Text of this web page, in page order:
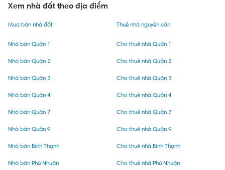
Xem nhà đất theo địa điểm
Mua bán nhà đất
Nhà bán Quận 1
Nhà bán Quận 2
Nhà bán Quận 3
Nhà bán Quận 4
Nhà bán Quận 7
Nhà bán Quận 9
Nhà bán Bình Thạnh
Nhà bán Phú Nhuận
Thuê nhà nguyên căn
Cho thuê nhà Quận 1
Cho thuê nhà Quận 2
Cho thuê nhà Quận 3
Cho thuê nhà Quận 4
Cho thuê nhà Quận 7
Cho thuê nhà Quận 9
Cho thuê nhà Bình Thạnh
Cho thuê nhà Phú Nhuận